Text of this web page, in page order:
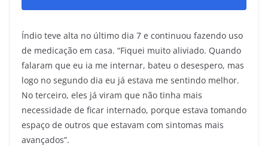
Índio teve alta no último dia 7 e continuou fazendo uso
de medicação em casa. “Fiquei muito aliviado. Quando
falaram que eu ia me internar, bateu o desespero, mas
logo no segundo dia eu já estava me sentindo melhor.
No terceiro, eles já viram que não tinha mais
necessidade de ficar internado, porque estava tomando
espaço de outros que estavam com sintomas mais
avançados”.